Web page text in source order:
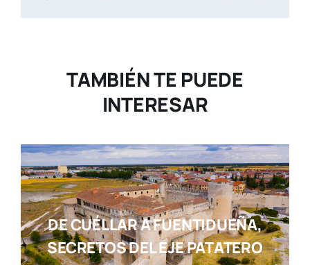
TAMBIÉN TE PUEDE
INTERESAR
DE CUÉLLAR A FUENTIDUEÑA,
SECRETOS DEL EJE PATATERO